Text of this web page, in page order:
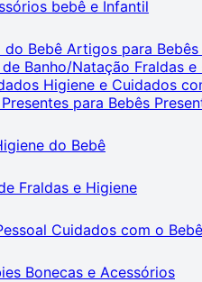
bebê e Infantil
do Bebê Artigos para Bebês
Banho/Natação Fraldas
Higiene e Cuidados
para Bebês
do Bebê
Fraldas e Higiene
Cuidados com o Bebê
Bonecas e Acessórios